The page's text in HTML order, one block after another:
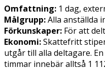
Omfattning: 1 dag,
Målgrupp:Alla anställda
Förkunskaper: För att
Ekonomi:Skattefritt
utgår till alla deltagare.
timmar innebär alltså 1